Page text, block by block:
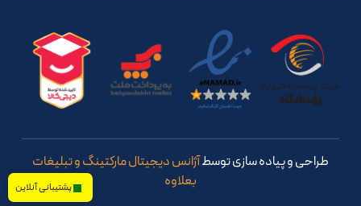
طراحی و پیاده سازی توسطآژانس دیجیتال مارکتینگ و تبلیغات
بعلاوه
پشتیبانی آنلاین